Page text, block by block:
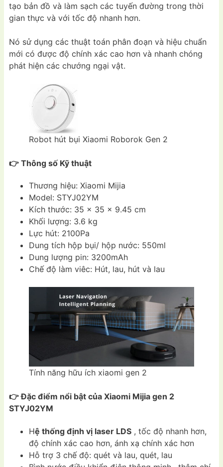
tạo bản đồ và làm sạch các tuyến đường trong thời
gian thực và với tốc độ nhanh hơn.
Nó sử dụng các thuật toán phân đoạn và hiệu chuẩn
mới có được độ chính xác cao hơn và nhanh chóng
phát hiện các chướng ngại vật.
Robot hút bụi Xiaomi Roborok Gen 2
👉 Thông số Kỹ thuật
Thương hiệu: Xiaomi Mijia
Model: STYJ02YM
Kích thước: 35 x 35 x 9.45 cm
Khối lượng: 3.6 kg
Lực hút: 2100Pa
Dung tích hộp bụi/ hộp nước: 550ml
Dung lượng pin: 3200mAh
Chế độ làm viêc: Hút, lau, hút và lau
Tính năng hữu ích xiaomi gen 2
👉 Đặc điểm nổi bật của Xiaomi Mijia gen 2
STYJ02YM
Hệ thống định vị laser LDS , tốc độ nhanh hơn,
độ chính xác cao hơn, ánh xạ chính xác hơn
Hỗ trợ 3 chế độ: quét và lau, quét, lau